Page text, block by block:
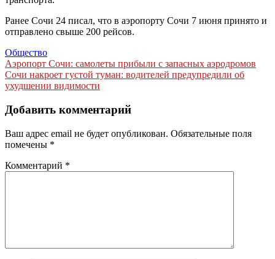
Ранее Сочи 24 писал, что в аэропорту Сочи 7 июня принято и
отправлено свыше 200 рейсов.
Общество
Навигация
по
Аэропорт Сочи: самолеты прибыли с запасных аэродромов
Сочи накроет густой туман: водителей предупредили об
ухудшении видимости
Добавить комментарий
Ваш адрес email не будет опубликован. Обязательные поля
помечены *
Комментарий *